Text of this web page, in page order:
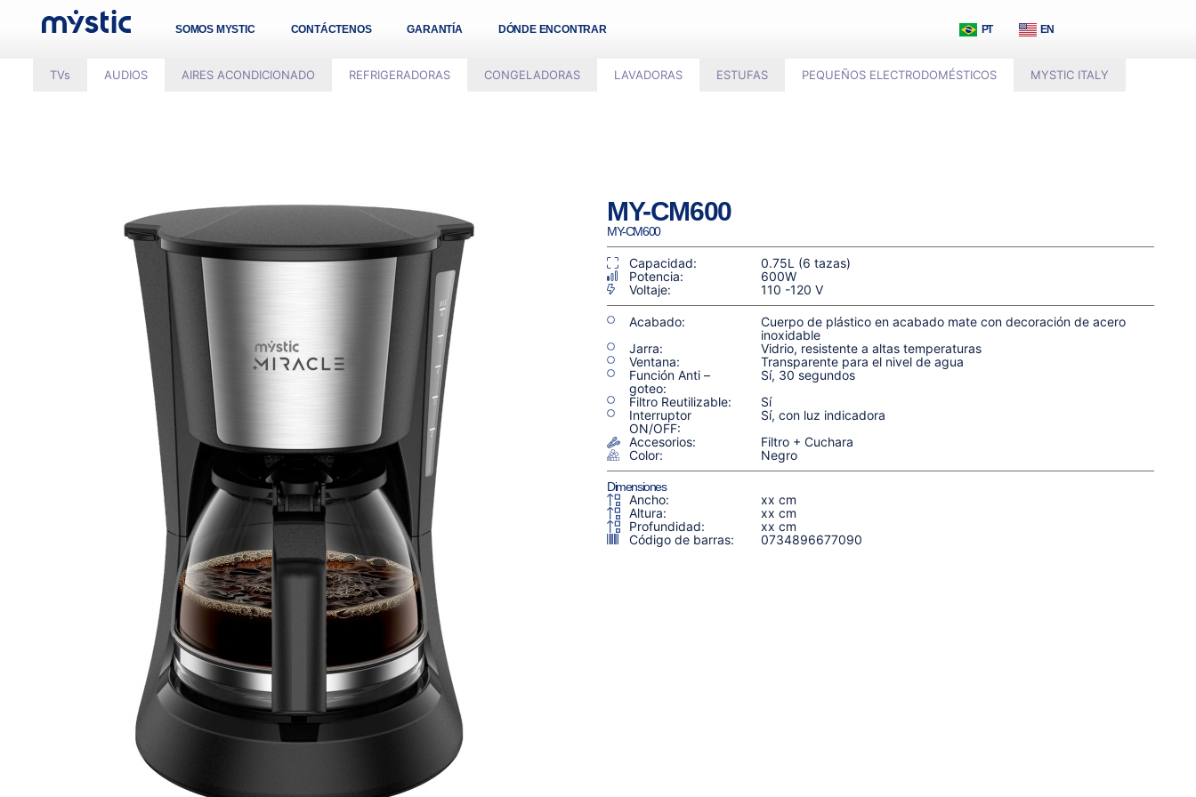
SOMOS MYSTIC CONTÁCTENOS GARANTÍA DÓNDE ENCONTRAR PT EN
TVs AUDIOS AIRES ACONDICIONADO REFRIGERADORAS CONGELADORAS LAVADORAS ESTUFAS PEQUEÑOS ELECTRODOMÉSTICOS MYSTIC ITALY
MY-CM600
MY-CM600
Capacidad:
0.75L (6 tazas)
Potencia:
600W
Voltaje:
110 -120 V
Acabado:
Cuerpo de plástico en acabado mate con decoración de acero
inoxidable
Jarra:
Vidrio, resistente a altas temperaturas
Ventana:
Transparente para el nivel de agua
Función Anti –
goteo:
Sí, 30 segundos
Filtro Reutilizable:
Sí
Interruptor
ON/OFF:
Sí, con luz indicadora
Accesorios:
Filtro + Cuchara
Color:
Negro
Dimensiones
Ancho:
xx cm
Altura:
xx cm
Profundidad:
xx cm
Código de barras:
0734896677090